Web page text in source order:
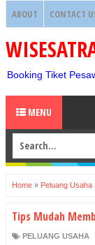
ABOUT CONTACT
Booking Tiket
MENU
Home » Peluang Usaha
Tips Mudah
PELUANG USAHA